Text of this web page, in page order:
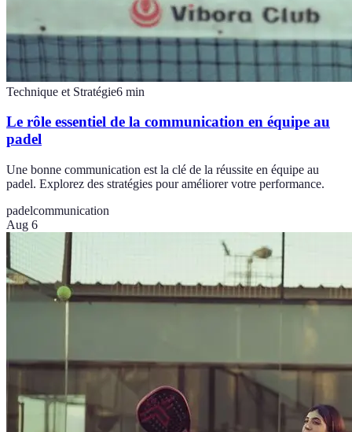
Technique et Stratégie6 min
Le rôle essentiel de la communication en équipe au
padel
Une bonne communication est la clé de la réussite en équipe au
padel. Explorez des stratégies pour améliorer votre performance.
padelcommunication
Aug 6